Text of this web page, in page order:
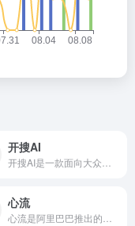
开搜AI
心流